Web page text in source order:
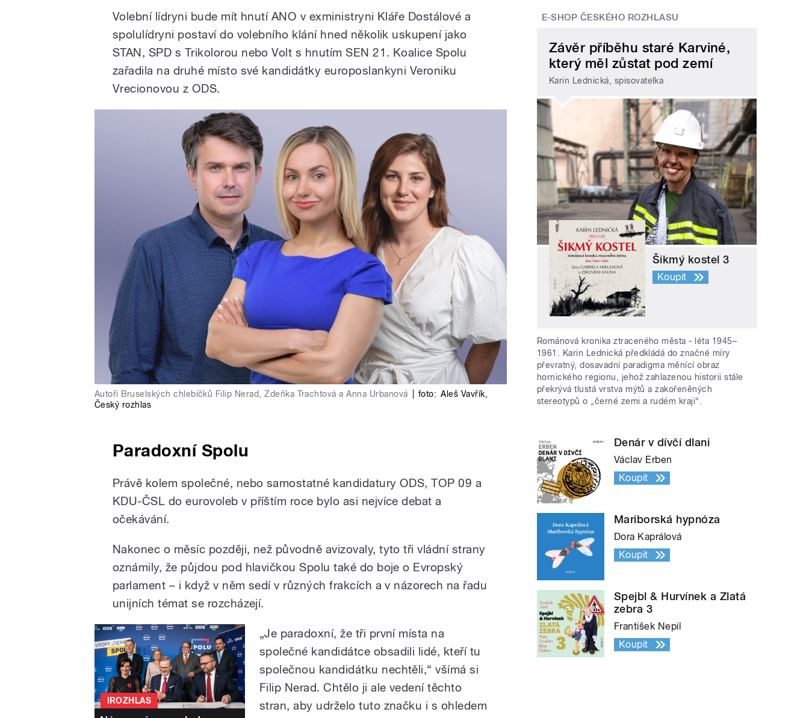
Volební lídryni bude mít hnutí ANO v exministryni Kláře Dostálové a
spolulídryni postaví do volebního klání hned několik uskupení jako
STAN, SPD s Trikolorou nebo Volt s hnutím SEN 21. Koalice Spolu
zařadila na druhé místo své kandidátky europoslankyni Veroniku
Vrecionovou z ODS.
Autoři Bruselských chlebíčků Filip Nerad, Zdeňka Trachtová a Anna Urbanová foto: Aleš Vavřík,
Český rozhlas
Paradoxní Spolu
Právě kolem společné, nebo samostatné kandidatury ODS, TOP 09 a
KDU-ČSL do eurovoleb v příštím roce bylo asi nejvíce debat a
očekávání.
Nakonec o měsíc později, než původně avizovaly, tyto tři vládní strany
oznámily, že půjdou pod hlavičkou Spolu také do boje o Evropský
parlament – i když v něm sedí v různých frakcích a v názorech na řadu
unijních témat se rozcházejí.
IROZHLAS
„Je paradoxní, že tři první místa na
společné kandidátce obsadili lidé, kteří tu
společnou kandidátku nechtěli,“ všímá si
Filip Nerad. Chtělo ji ale vedení těchto
stran, aby udrželo tuto značku i s ohledem
E-SHOP ČESKÉHO ROZHLASU
Závěr příběhu staré Karviné,
který měl zůstat pod zemí
Karin Lednická, spisovatelka
Šikmý kostel 3
Koupit
Románová kronika ztraceného města - léta 1945–
1961. Karin Lednická předkládá do značné míry
převratný, dosavadní paradigma měnící obraz
hornického regionu, jehož zahlazenou historii stále
překrývá tlustá vrstva mýtů a zakořeněných
stereotypů o „černé zemi a rudém kraji“.
Denár v dívčí dlani
Václav Erben
Koupit
Mariborská hypnóza
Dora Kaprálová
Koupit
Spejbl & Hurvínek a Zlatá
zebra 3
František Nepil
Koupit